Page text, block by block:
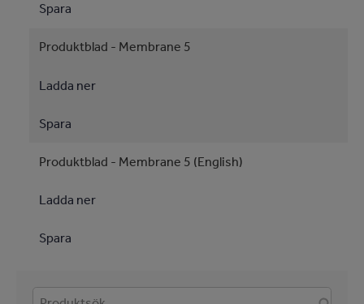
Spara
Produktblad - Membrane 5
Ladda ner
Spara
Produktblad - Membrane 5 (English)
Ladda ner
Spara